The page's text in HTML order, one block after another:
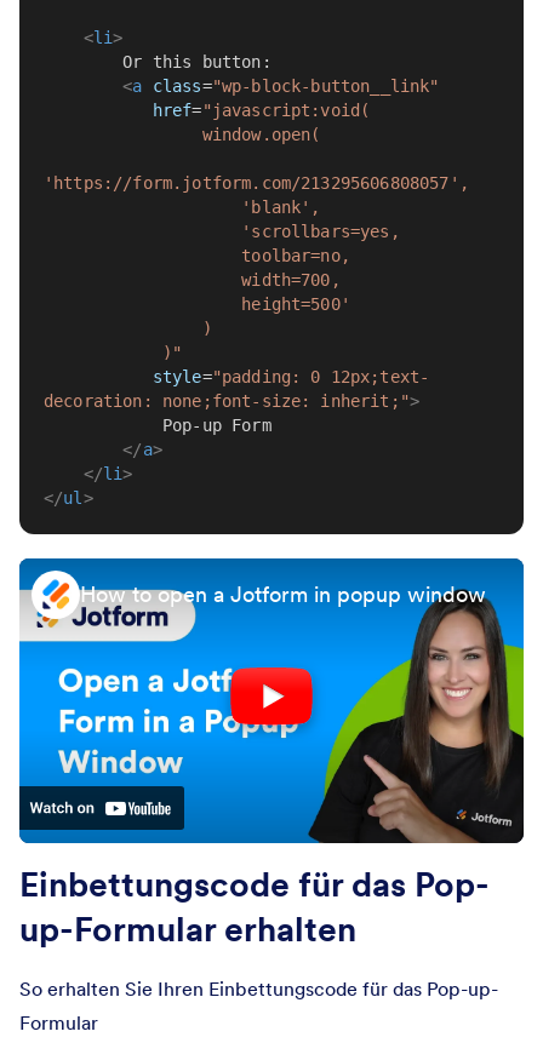
<li>
        Or this button:
<a class="wp-block-button__link"
href="javascript:void(
                window.open(
'https://form.jotform.com/213295606808057',
                    'blank',
                    'scrollbars=yes,
                    toolbar=no,
                    width=700,
                    height=500'
                )
            )"
style="padding: 0 12px;text-
decoration: none;font-size: inherit;">
            Pop-up Form
</a>
</li>
</ul >
How to open a Jotform in popup window
Einbettungscode für das Pop-
up-Formular erhalten
So erhalten Sie Ihren Einbettungscode für das Pop-up-
Formular